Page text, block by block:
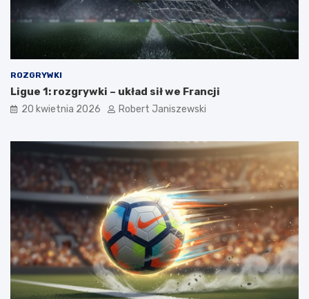
ROZGRYWKI
Ligue 1: rozgrywki – układ sił we Francji
20 kwietnia 2026 Robert Janiszewski